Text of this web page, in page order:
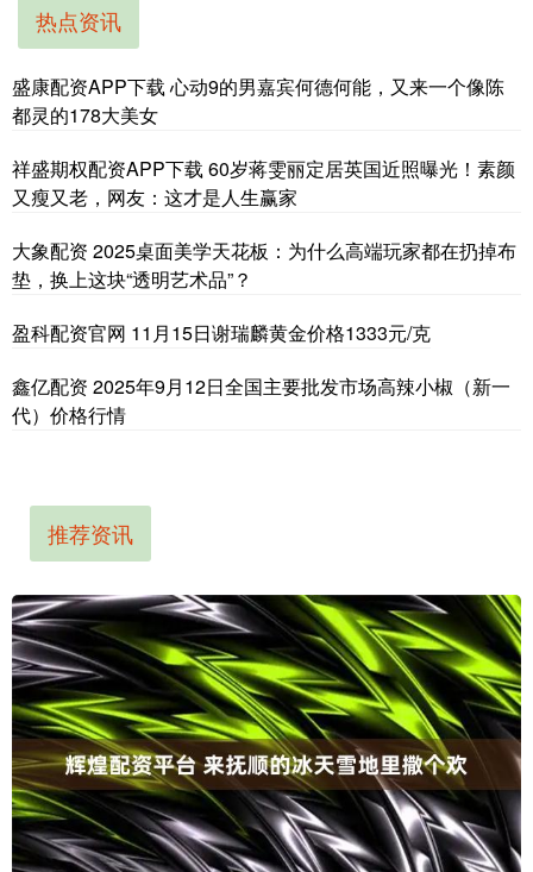
热点资讯
盛康配资APP下载 心动9的男嘉宾何德何能，又来一个像陈
都灵的178大美女
祥盛期权配资APP下载 60岁蒋雯丽定居英国近照曝光！素颜
又瘦又老，网友：这才是人生赢家
大象配资 2025桌面美学天花板：为什么高端玩家都在扔掉布
垫，换上这块“透明艺术品”？
盈科配资官网 11月15日谢瑞麟黄金价格1333元/克
鑫亿配资 2025年9月12日全国主要批发市场高辣小椒（新一
代）价格行情
推荐资讯